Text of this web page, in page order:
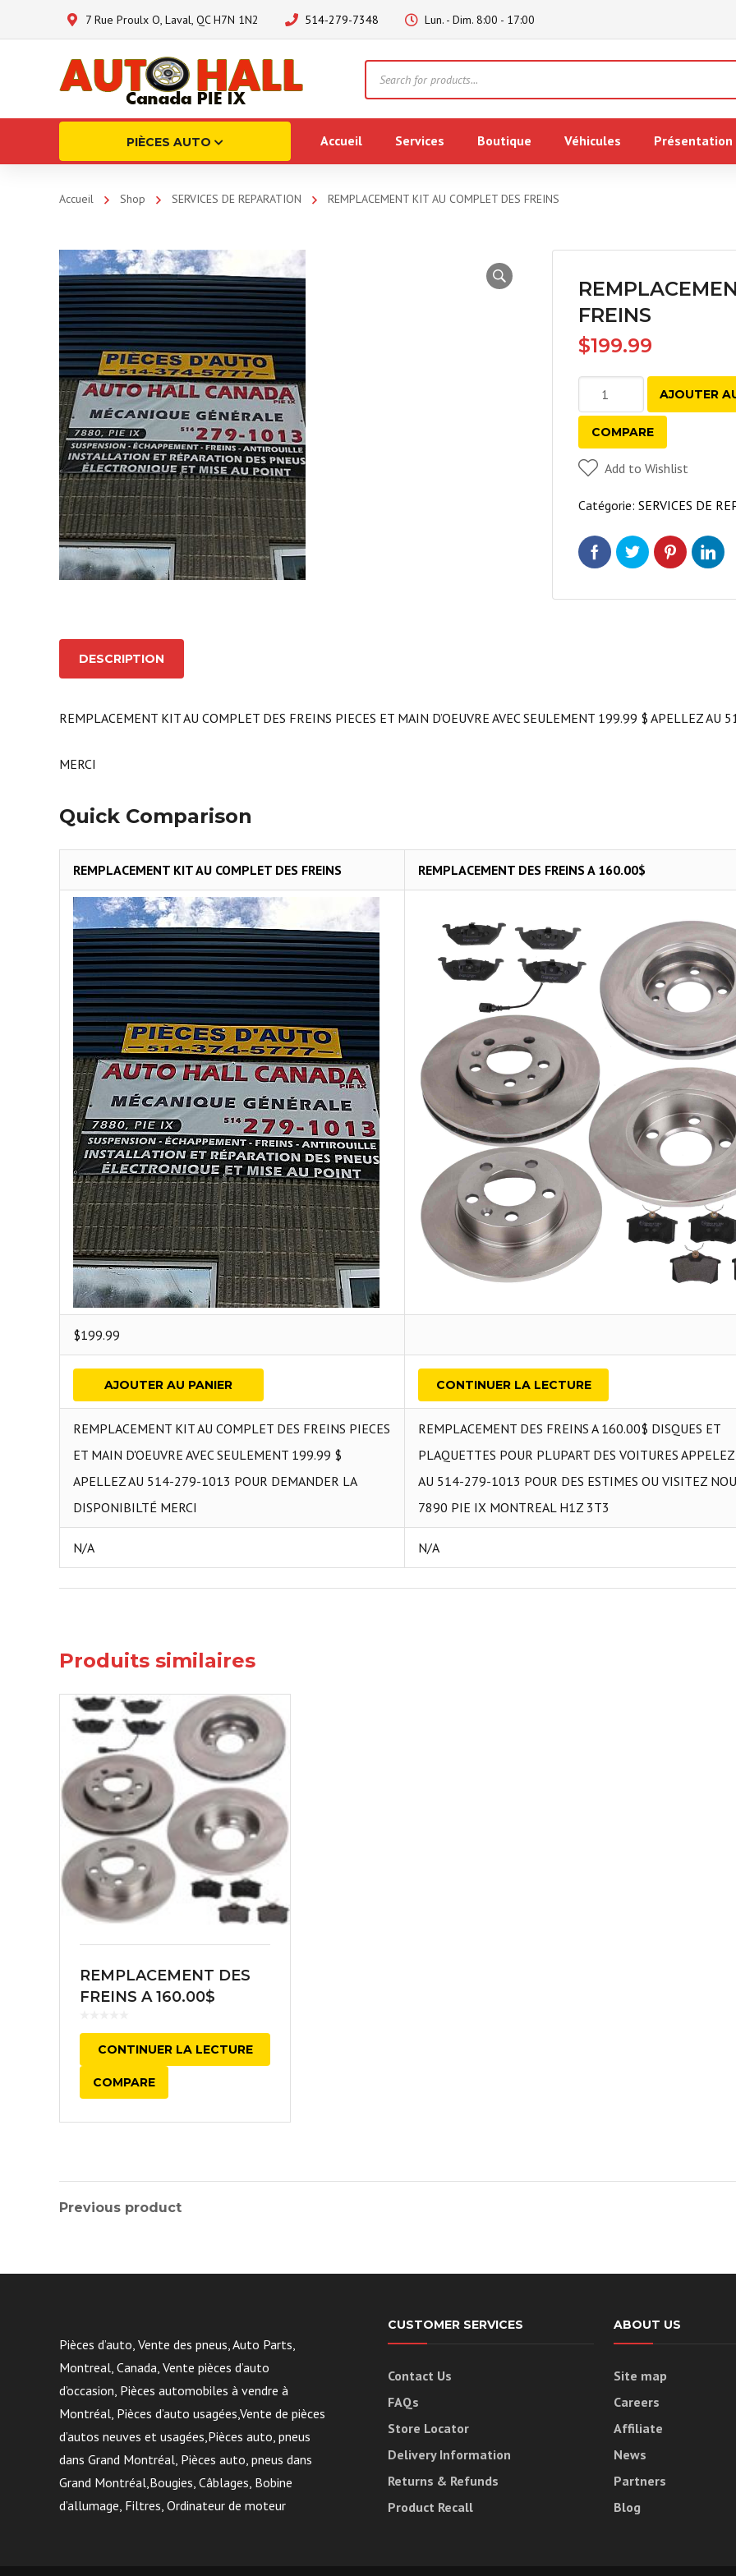
7 Rue Proulx O, Laval, QC H7N 1N2 514-279-7348 Lun. - Dim. 8:00 - 17:00
search
PIÈCES AUTO Accueil Services Boutique Véhicules Présentation
Accueil Shop SERVICES DE REPARATION REMPLACEMENT KIT AU COMPLET DES FREINS
FREINS
$199.99
quantité
de
REMPLACEMENT
KIT
AU
COMPLET
FREINS
AJOUTER
COMPARE
Add to Wishlist
Catégorie: SERVICES DE
DESCRIPTION
REMPLACEMENT KIT AU COMPLET DES FREINS PIECES ET MAIN D’OEUVRE AVEC SEULEMENT 199.99 $ APELLEZ
MERCI
Quick Comparison
REMPLACEMENT KIT AU COMPLET DES FREINS REMPLACEMENT DES FREINS A 160.00$
$199.99
AJOUTER AU PANIER CONTINUER LA LECTURE
REMPLACEMENT KIT AU COMPLET DES FREINS PIECES
ET MAIN D'OEUVRE AVEC SEULEMENT 199.99 $
APELLEZ AU 514-279-1013 POUR DEMANDER LA
DISPONIBILTÉ MERCI
REMPLACEMENT DES FREINS A 160.00$ DISQUES ET
PLAQUETTES POUR PLUPART DES VOITURES
AU 514-279-1013 POUR DES ESTIMES OU VISITEZ
7890 PIE IX MONTREAL H1Z 3T3
N/A N/A
Produits similaires
REMPLACEMENT DES
FREINS A 160.00$
CONTINUER LA LECTURE
COMPARE
Previous product
Pièces d’auto, Vente des pneus, Auto Parts,
Montreal, Canada, Vente pièces d’auto
d’occasion, Pièces automobiles à vendre à
Montréal, Pièces d’auto usagées,Vente de pièces
d’autos neuves et usagées,Pièces auto, pneus
dans Grand Montréal, Pièces auto, pneus dans
Grand Montréal,Bougies, Câblages, Bobine
d’allumage, Filtres, Ordinateur de moteur
CUSTOMER SERVICES
Contact Us
FAQs
Store Locator
Delivery Information
Returns & Refunds
Product Recall
ABOUT US
Site map
Careers
Affiliate
News
Partners
Blog